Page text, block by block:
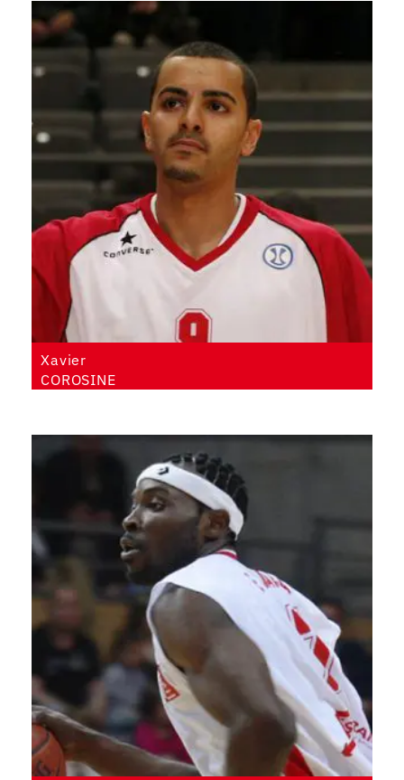
Xavier
COROSINE